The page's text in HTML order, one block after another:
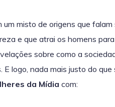
um misto de origens que
e que atrai os homens
sobre como a
logo, nada mais justo do que
da Mídia com: